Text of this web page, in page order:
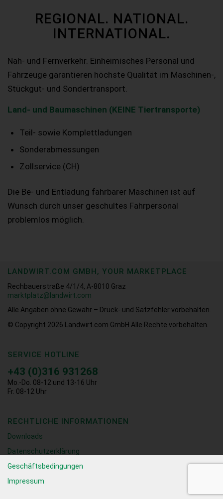
REGIONAL. NATIONAL.
INTERNATIONAL.
Nah- und Fernverkehr. Einheimisches Personal und
Fahrzeuge garantieren höchste Qualität im Maschinen-,
Stückgut- und Sondertransport.
Land- und Baumaschinen (KEINE Tiertransporte)
Teil- sowie Komplettladungen
Sonderabmessungen
Zollservice (CH)
Die Be- und Entladung fahrbarer Maschinen ist auf
Wunsch durch unser geschultes Fahrpersonal
problemlos möglich.
LANDWIRT.COM GMBH, YOUR MARKETPLACE
Rechbauerstraße 4/1/4, A-8010 Graz
marktplatz@landwirt.com
Alle Angaben ohne Gewähr – Druck- und Satzfehler vorbehalten.
© Copyright 2026 Landwirt.com GmbH Alle Rechte vorbehalten.
SERVICE HOTLINE
+43 (0)316 931268
Mo.-Do. 08-12 und 13-16 Uhr
Fr. 08-12 Uhr
RECHTLICHE INFORMATIONEN
Downloads
Datenschutzerklärung
Geschäftsbedingungen
Impressum